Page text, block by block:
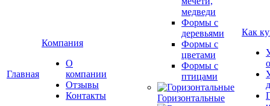
Главная
Компания
О
компании
Отзывы
Контакты
медведи
Формы с
деревьями
Формы с
цветами
Формы с
птицами
Горизонтальные
Как